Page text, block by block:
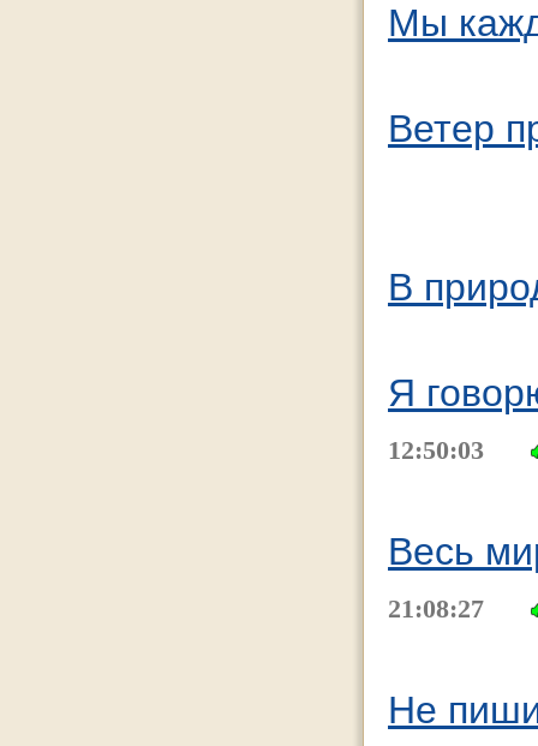
Мы
Ветер
В
Я
12:50:03
Весь
21:08:27
Не